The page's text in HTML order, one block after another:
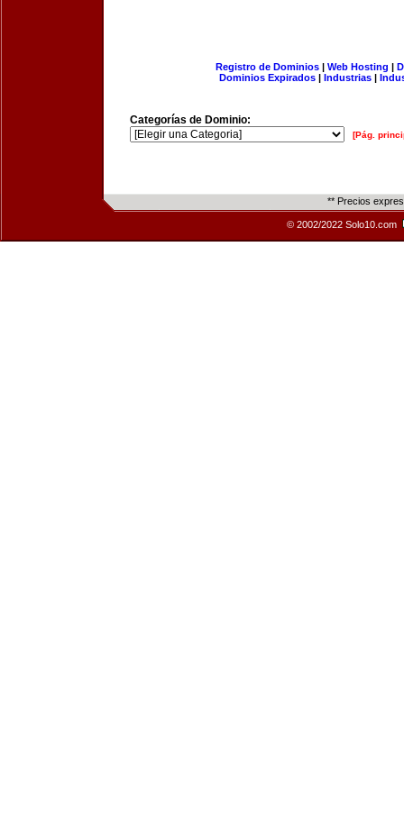
Registro de Dominios| Web Hosting |
Dominios Expirados | Industrias |
Categorías de Dominio:
[Pág.
** Precios
© 2002/2022 Solo10.com